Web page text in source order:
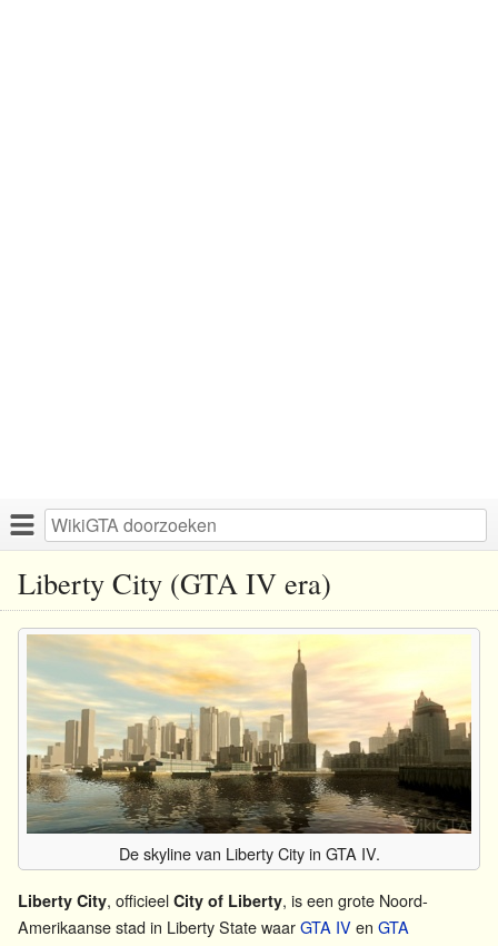
Liberty City (GTA IV era)
De skyline van Liberty City in GTA IV.
Liberty City, officieel City of Liberty, is een grote Noord-
Amerikaanse stad in Liberty State waarGTA IVen GTA